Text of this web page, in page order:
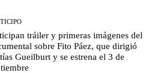
tráiler y primeras imágenes del
sobre Fito Páez, que dirigió
Gueilburt y se estrena el 3 de